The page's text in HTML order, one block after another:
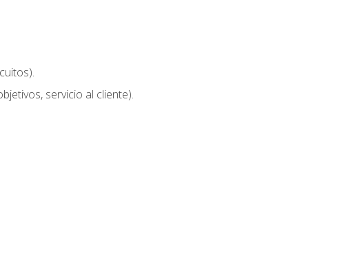
servicio al cliente).